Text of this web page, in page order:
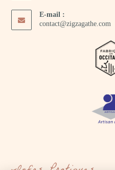
E-mail :
contact@zigzagathe.com